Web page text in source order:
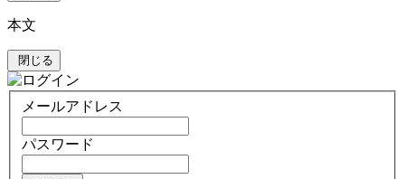
本文
閉じる
メールアドレス
パスワード